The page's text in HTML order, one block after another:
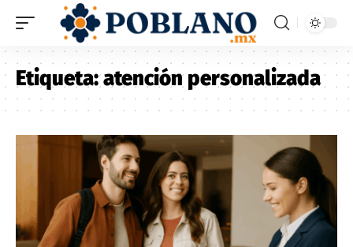
Etiqueta:atención personalizada